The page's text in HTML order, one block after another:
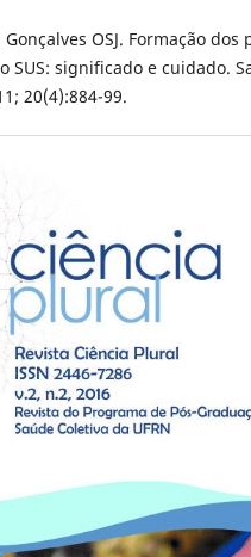
Gonçalves OSJ. Formação
SUS: significado e cuidado.
20(4):884-99.